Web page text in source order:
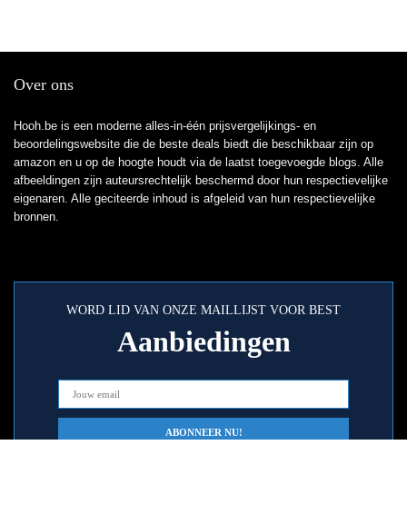
Over ons
Hooh.be is een moderne alles-in-één prijsvergelijkings- en
beoordelingswebsite die de beste deals biedt die beschikbaar zijn op
amazon en u op de hoogte houdt via de laatst toegevoegde blogs. Alle
afbeeldingen zijn auteursrechtelijk beschermd door hun respectievelijke
eigenaren. Alle geciteerde inhoud is afgeleid van hun respectievelijke
bronnen.
WORD LID VAN ONZE MAILLIJST VOOR BEST
Aanbiedingen